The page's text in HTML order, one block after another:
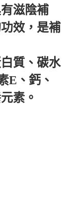
滋陰補
效，是補
質、碳水
E、鈣、
素。